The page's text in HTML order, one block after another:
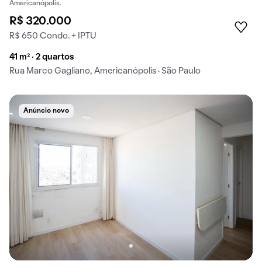
Americanópolis.
R$ 320.000
R$ 650 Condo. + IPTU
41 m² · 2 quartos
Rua Marco Gagliano, Americanópolis · São Paulo
Anúncio novo